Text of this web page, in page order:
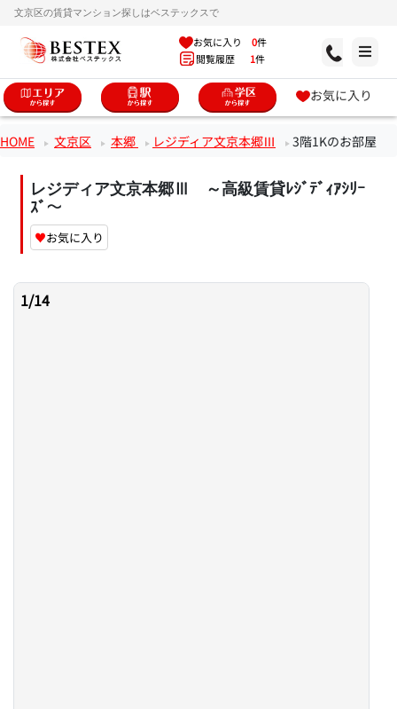
文京区の賃貸マンション探しはベステックスで
お気に入り 0件
閲覧履歴 1件
お気に入り
HOME 文京区 本郷 レジディア文京本郷Ⅲ 3階1Kのお部屋
レジディア文京本郷Ⅲ ～高級賃貸ﾚｼﾞﾃﾞｨｱｼﾘｰ
ｽﾞ～
♥お気に入り
1/14